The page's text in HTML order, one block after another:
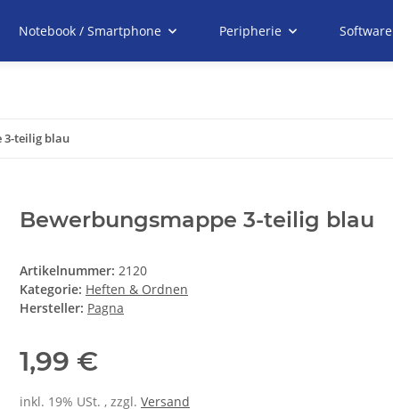
Notebook / Smartphone Peripherie Software
3-teilig blau
Bewerbungsmappe 3-teilig blau
Artikelnummer: 2120
Kategorie: Heften & Ordnen
Hersteller: Pagna
1,99 €
inkl. 19% USt. , zzgl. Versand